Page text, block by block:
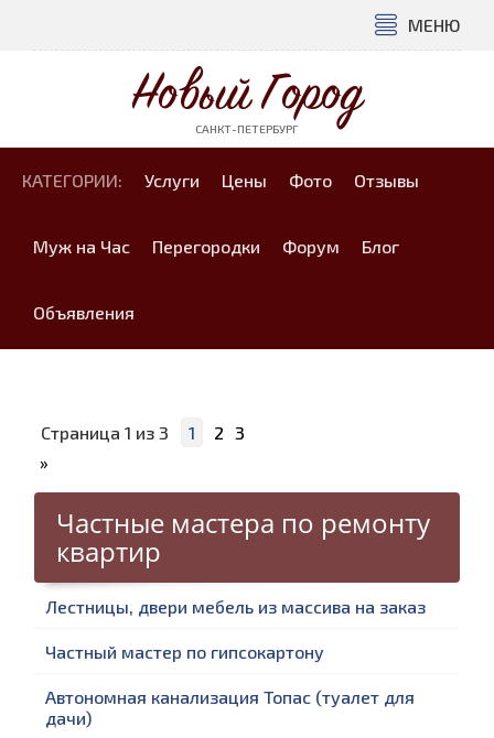
МЕНЮ
Новый Город
САНКТ-ПЕТЕРБУРГ
КАТЕГОРИИ: Услуги Цены Фото Отзывы
Муж на Час Перегородки Форум Блог
Объявления
Страница 1 из 3 1 2 3
»
Частные мастера по ремонту
квартир
Лестницы, двери мебель из массива на заказ
Частный мастер по гипсокартону
Автономная канализация Топас (туалет для
дачи)